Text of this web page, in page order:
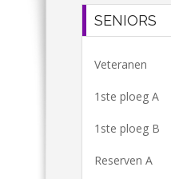
SENIORS
Veteranen
1ste ploeg A
1ste ploeg B
Reserven A